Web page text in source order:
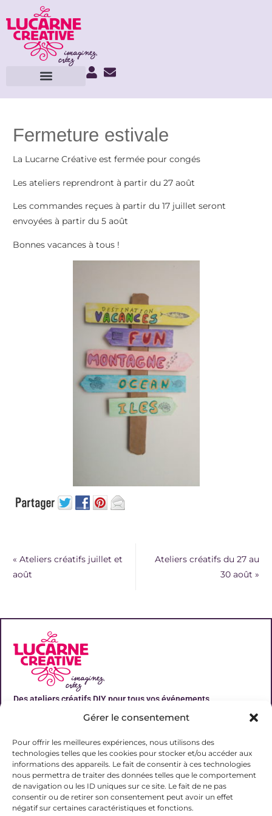
Gérer le consentement
Pour offrir les meilleures expériences, nous utilisons des
technologies telles que les cookies pour stocker et/ou accéder aux
informations des appareils. Le fait de consentir à ces technologies
nous permettra de traiter des données telles que le comportement
de navigation ou les ID uniques sur ce site. Le fait de ne pas
consentir ou de retirer son consentement peut avoir un effet
négatif sur certaines caractéristiques et fonctions.
Fermeture estivale
La Lucarne Créative est fermée pour congés
Les ateliers reprendront à partir du 27 août
Les commandes reçues à partir du 17 juillet seront
envoyées à partir du 5 août
Bonnes vacances à tous !
« Ateliers créatifs juillet et
août
Ateliers créatifs du 27 au
30 août »
Des ateliers créatifs DIY pour tous vos événements
Liens utiles
Contact
06 31 19 51 92